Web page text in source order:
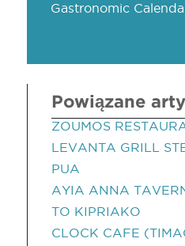
Gastronomic
Powiązane
ZOUMOS
LEVANTA GRILL
PUA
AYIA ANNA
TO KIPRIAKO
CLOCK CAFE